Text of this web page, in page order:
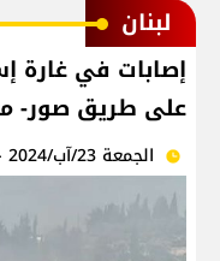
لبنان
إصابات في غارة
على طريق صور-
الجمعة 23/آب/2024 - 04:33 م